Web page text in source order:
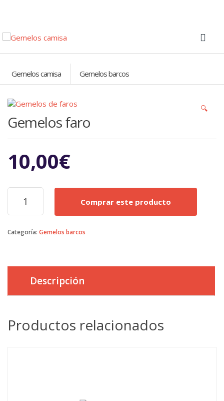
Gemelos camisa Gemelos barcos
🔍
Gemelos faro
10,00€
Gemelos
cantidad
Comprar este producto
Categoría: Gemelos barcos
Descripción
Productos relacionados